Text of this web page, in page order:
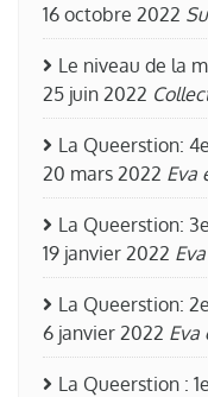
16 octobre 2022
Le niveau de la
25 juin 2022
La Queerstion:
20 mars 2022 Eva
La Queerstion:
19 janvier 2022
La Queerstion:
6 janvier 2022 Eva
La Queerstion :